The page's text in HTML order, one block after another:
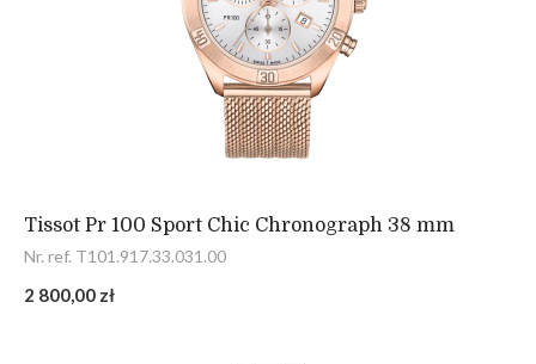
Tissot Pr 100 Sport Chic Chronograph 38 mm
Nr. ref. T101.917.33.031.00
2 800,00 zł